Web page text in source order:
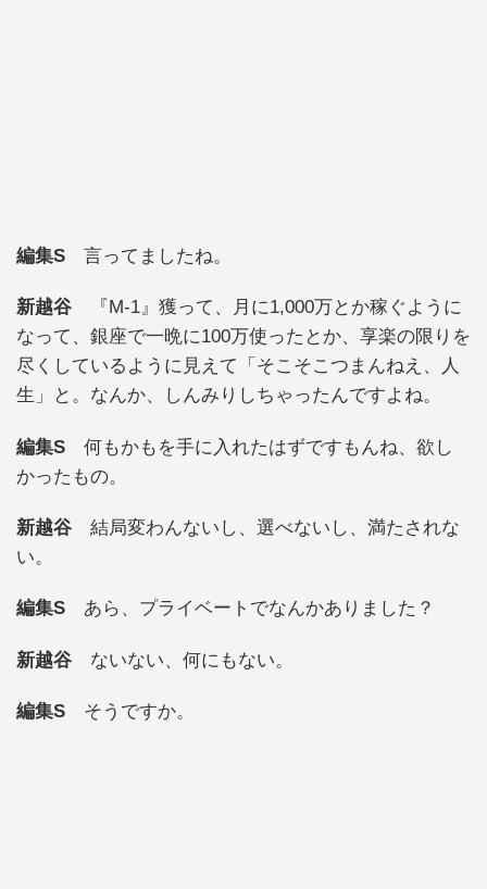
編集S 言ってましたね。
新越谷
『M-1』獲って、月に1,000万とか稼ぐように
なって、銀座で一晩に100万使ったとか、享楽の限りを
尽くしているように見えて「そこそこつまんねえ、人
生」と。なんか、しんみりしちゃったんですよね。
編集S 何もかもを手に入れたはずですもんね、欲し
かったもの。
新越谷 結局変わんないし、選べないし、満たされな
い。
編集S あら、プライベートでなんかありました？
新越谷 ないない、何にもない。
編集S そうですか。